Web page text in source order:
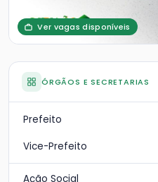
Ver vagas disponíveis
ÓRGÃOS E SECRETARIAS
Prefeito
Vice-Prefeito
Ação Social